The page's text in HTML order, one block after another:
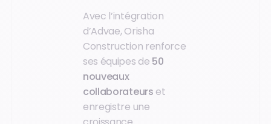
Avec l’intégration
d’Advae, Orisha
Construction renforce
ses équipes de 50
nouveaux
collaborateurs et
enregistre une